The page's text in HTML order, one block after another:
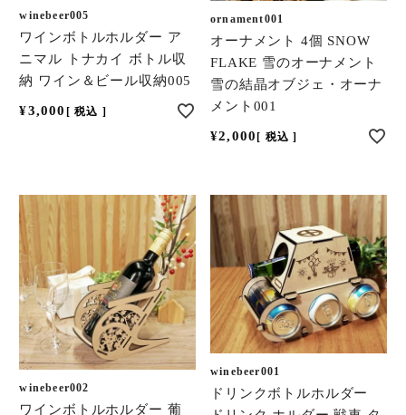
winebeer005
ワインボトルホルダー ア
ニマル トナカイ ボトル収
納 ワイン＆ビール収納005
¥3,000 税込
ornament001
オーナメント 4個 SNOW
FLAKE 雪のオーナメント
雪の結晶オブジェ・オーナ
メント001
¥2,000 税込
winebeer002
ワインボトルホルダー 葡
winebeer001
ドリンクボトルホルダー